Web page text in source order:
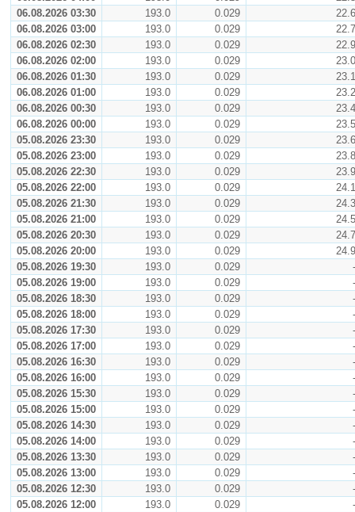
06.08.2026 03:30
193.0 0.029
22.6
06.08.2026 03:00
193.0 0.029
22.7
06.08.2026 02:30
193.0 0.029
22.9
06.08.2026 02:00
193.0 0.029
23.0
06.08.2026 01:30
193.0 0.029
23.1
06.08.2026 01:00
193.0 0.029
23.2
06.08.2026 00:30
193.0 0.029
23.4
06.08.2026 00:00
193.0 0.029
23.5
05.08.2026 23:30
193.0 0.029
23.6
05.08.2026 23:00
193.0 0.029
23.8
05.08.2026 22:30
193.0 0.029
23.9
05.08.2026 22:00
193.0 0.029
24.1
05.08.2026 21:30
193.0 0.029
24.3
05.08.2026 21:00
193.0 0.029
24.5
05.08.2026 20:30
193.0 0.029
24.7
05.08.2026 20:00
193.0 0.029
24.9
05.08.2026 19:30
193.0 0.029
-
05.08.2026 19:00
193.0 0.029
-
05.08.2026 18:30
193.0 0.029
-
05.08.2026 18:00
193.0 0.029
-
05.08.2026 17:30
193.0 0.029
-
05.08.2026 17:00
193.0 0.029
-
05.08.2026 16:30
193.0 0.029
-
05.08.2026 16:00
193.0 0.029
-
05.08.2026 15:30
193.0 0.029
-
05.08.2026 15:00
193.0 0.029
-
05.08.2026 14:30
193.0 0.029
-
05.08.2026 14:00
193.0 0.029
-
05.08.2026 13:30
193.0 0.029
-
05.08.2026 13:00
193.0 0.029
-
05.08.2026 12:30
193.0 0.029
-
05.08.2026 12:00
193.0 0.029
-